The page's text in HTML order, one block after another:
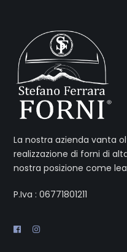
La nostra azienda vanta
realizzazione di forni di
nostra posizione come
P.Iva : 06771801211